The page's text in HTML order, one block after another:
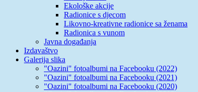
Ekološke akcije
Radionice s djecom
Likovno-kreativne radionice sa ženama
Radionica s vunom
Javna događanja
Izdavaštvo
Galerija slika
"Oazini" fotoalbumi na Facebooku (2022)
"Oazini" fotoalbumi na Facebooku (2021)
"Oazini" fotoalbumi na Facebooku (2020)